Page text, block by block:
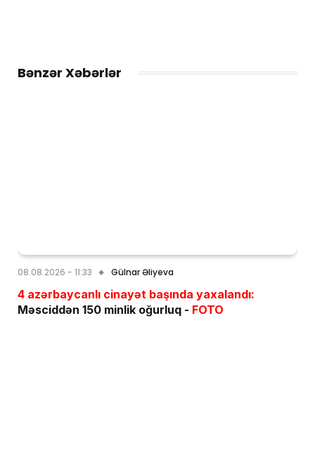
Bənzər Xəbərlər
08.08.2026 - 11:33 Gülnar Əliyeva
4 azərbaycanlı cinayət başında yaxalandı:
Məsciddən 150 minlik oğurluq - FOTO